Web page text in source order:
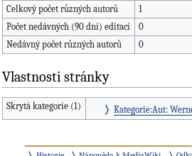
Celkový počet různých autorů
1
Počet nedávných (90 dní) editací
0
Nedávný počet různých autorů
0
Vlastnosti stránky
Skrytá kategorie (1) Kategorie:Aut: